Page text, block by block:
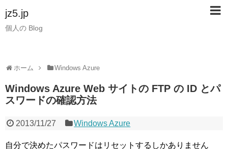
jz5.jp
個人の Blog
ホーム Windows Azure
Windows Azure Web サイトの FTP の ID とパ
スワードの確認方法
2013/11/27 Windows Azure
自分で決めたパスワードはリセットするしかありません